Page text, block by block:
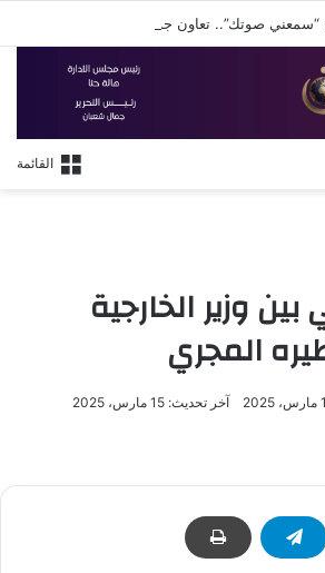
القائمة
وزير الخارجية
المجري
آخر تحديث: 15 مارس، 2025